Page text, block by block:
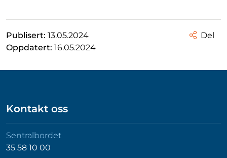
Publisert: 13.05.2024
Oppdatert: 16.05.2024
Del
Kontakt oss
Sentralbordet
35 58 10 00